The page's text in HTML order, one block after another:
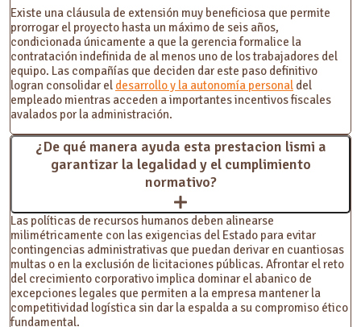
Existe una cláusula de extensión muy beneficiosa que permite
prorrogar el proyecto hasta un máximo de seis años,
condicionada únicamente a que la gerencia formalice la
contratación indefinida de al menos uno de los trabajadores del
equipo. Las compañías que deciden dar este paso definitivo
logran consolidar el desarrollo y la autonomía personal del
empleado mientras acceden a importantes incentivos fiscales
avalados por la administración.
¿De qué manera ayuda esta prestacion lismi a
garantizar la legalidad y el cumplimiento
normativo?
Las políticas de recursos humanos deben alinearse
milimétricamente con las exigencias del Estado para evitar
contingencias administrativas que puedan derivar en cuantiosas
multas o en la exclusión de licitaciones públicas. Afrontar el reto
del crecimiento corporativo implica dominar el abanico de
excepciones legales que permiten a la empresa mantener la
competitividad logística sin dar la espalda a su compromiso ético
fundamental.